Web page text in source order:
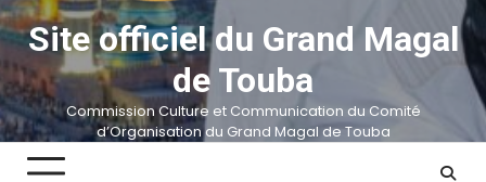
Site officiel du Grand Magal
de Touba
Commission Culture et Communication du Comité
d’Organisation du Grand Magal de Touba